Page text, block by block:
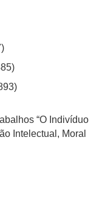
“O Indivíduo
Intelectual, Moral